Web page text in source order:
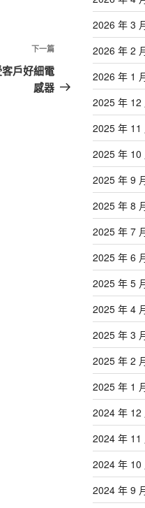
下
一
篇
下一篇
戶好細電
感器
2026 年 3
2026 年 2
2026 年 1
2025 年 12
2025 年 11
2025 年 10
2025 年 9
2025 年 8
2025 年 7
2025 年 6
2025 年 5
2025 年 4
2025 年 3
2025 年 2
2025 年 1
2024 年 12
2024 年 11
2024 年 10
2024 年 9